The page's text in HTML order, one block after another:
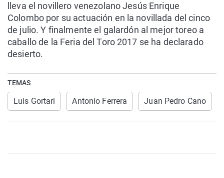
lleva el novillero venezolano Jesús Enrique
Colombo por su actuación en la novillada del cinco
de julio. Y finalmente el galardón al mejor toreo a
caballo de la Feria del Toro 2017 se ha declarado
desierto.
TEMAS
Luis Gortari Antonio Ferrera Juan Pedro Cano